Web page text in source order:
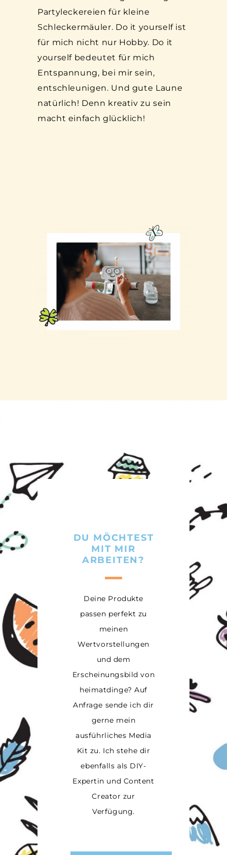
Partyleckereien für kleine
Schleckermäuler. Do it yourself ist
für mich nicht nur Hobby. Do it
yourself bedeutet für mich
Entspannung, bei mir sein,
entschleunigen. Und gute Laune
natürlich! Denn kreativ zu sein
macht einfach glücklich!
DU MÖCHTEST
MIT MIR
ARBEITEN?
Deine Produkte
passen perfekt zu
meinen
Wertvorstellungen
und dem
Erscheinungsbild von
heimatdinge? Auf
Anfrage sende ich dir
gerne mein
ausführliches Media
Kit zu. Ich stehe dir
ebenfalls als DIY-
Expertin und Content
Creator zur
Verfügung.